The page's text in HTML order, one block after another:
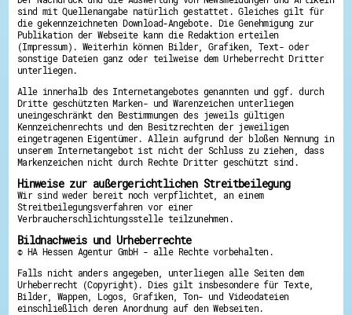
sind mit Quellenangabe natürlich gestattet. Gleiches gilt für
die gekennzeichneten Download-Angebote. Die Genehmigung zur
Publikation der Webseite kann die Redaktion erteilen
(Impressum). Weiterhin können Bilder, Grafiken, Text- oder
sonstige Dateien ganz oder teilweise dem Urheberrecht Dritter
unterliegen.
Alle innerhalb des Internetangebotes genannten und ggf. durch
Dritte geschützten Marken- und Warenzeichen unterliegen
uneingeschränkt den Bestimmungen des jeweils gültigen
Kennzeichenrechts und den Besitzrechten der jeweiligen
eingetragenen Eigentümer. Allein aufgrund der bloßen Nennung in
unserem Internetangebot ist nicht der Schluss zu ziehen, dass
Markenzeichen nicht durch Rechte Dritter geschützt sind.
Hinweise zur außergerichtlichen Streitbeilegung
Wir sind weder bereit noch verpflichtet, an einem
Streitbeilegungsverfahren vor einer
Verbraucherschlichtungsstelle teilzunehmen.
Bildnachweis und Urheberrechte
© HA Hessen Agentur GmbH - alle Rechte vorbehalten.
Falls nicht anders angegeben, unterliegen alle Seiten dem
Urheberrecht (Copyright). Dies gilt insbesondere für Texte,
Bilder, Wappen, Logos, Grafiken, Ton- und Videodateien
einschließlich deren Anordnung auf den Webseiten.